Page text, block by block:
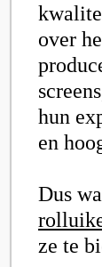
over
hun
en
Dus
ze te